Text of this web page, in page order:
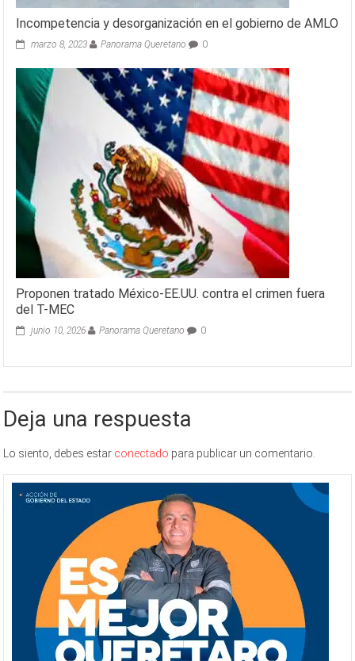
Incompetencia y desorganización en el gobierno de AMLO
marzo 8, 2023 Panorama Queretano 0
Proponen tratado México-EE.UU. contra el crimen fuera
del T-MEC
junio 10, 2026 Panorama Queretano 0
Deja una respuesta
Lo siento, debes estar conectado para publicar un comentario.